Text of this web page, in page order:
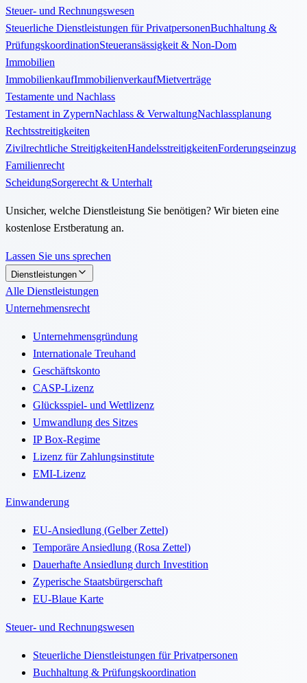
Steuer- und Rechnungswesen
Steuerliche Dienstleistungen für PrivatpersonenBuchhaltung &
PrüfungskoordinationSteueransässigkeit & Non-Dom
Immobilien
ImmobilienkaufImmobilienverkaufMietverträge
Testamente und Nachlass
Testament in ZypernNachlass & VerwaltungNachlassplanung
Rechtsstreitigkeiten
Zivilrechtliche StreitigkeitenHandelsstreitigkeitenForderungseinzug
Familienrecht
ScheidungSorgerecht & Unterhalt
Unsicher, welche Dienstleistung Sie benötigen? Wir bieten eine
kostenlose Erstberatung an.
Lassen Sie uns sprechen
Dienstleistungen
Alle Dienstleistungen
Unternehmensrecht
Unternehmensgründung
Internationale Treuhand
Geschäftskonto
CASP-Lizenz
Glücksspiel- und Wettlizenz
Umwandlung des Sitzes
IP Box-Regime
Lizenz für Zahlungsinstitute
EMI-Lizenz
Einwanderung
EU-Ansiedlung (Gelber Zettel)
Temporäre Ansiedlung (Rosa Zettel)
Dauerhafte Ansiedlung durch Investition
Zyperische Staatsbürgerschaft
EU-Blaue Karte
Steuer- und Rechnungswesen
Steuerliche Dienstleistungen für Privatpersonen
Buchhaltung & Prüfungskoordination